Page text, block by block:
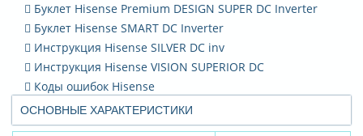
ОСНОВНЫЕ ХАРАКТЕРИСТИКИ
Буклет Hisense Premium DESIGN SUPER DC Inverter
Буклет Hisense SMART DC Inverter
Инструкция Hisense SILVER DC inv
Инструкция Hisense VISION SUPERIOR DC
Коды ошибок Hisense